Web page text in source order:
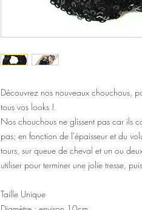
Découvrez nos nouveaux chouchous,
tous vos looks !
Nos chouchous ne glissent pas car ils
pas; en fonction de l'épaisseur et du
tours, sur queue de cheval et un ou
utiliser pour terminer une jolie tresse,
Taille Unique